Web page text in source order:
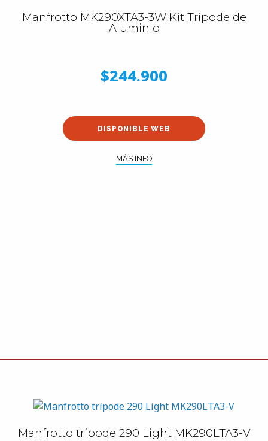
Manfrotto MK290XTA3-3W Kit Trípode de
Aluminio
$244.900
DISPONIBLE WEB
MÁS INFO
Manfrotto trípode 290 Light MK290LTA3-V